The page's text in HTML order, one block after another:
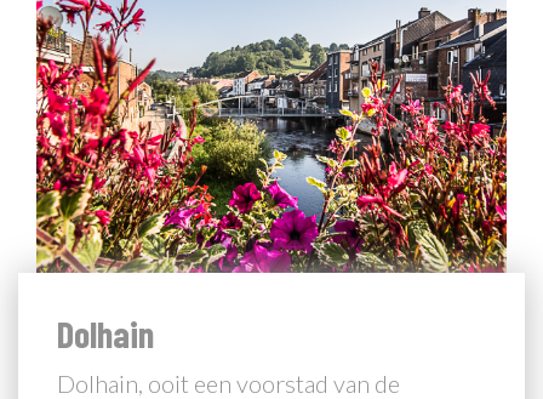
Dolhain
Dolhain, ooit een voorstad van de